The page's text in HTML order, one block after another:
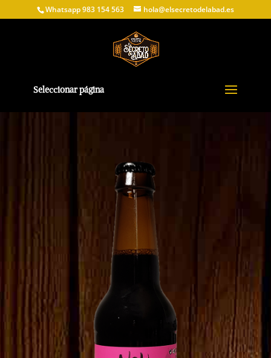
Whatsapp 983 154 563 hola@elsecretodelabad.es
Seleccionar página